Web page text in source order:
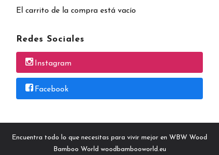
El carrito de la compra está vacío
Redes Sociales
Instagram
Facebook
Encuentra todo lo que necesitas para vivir mejor en WBW Wood
Bamboo World woodbambooworld.eu